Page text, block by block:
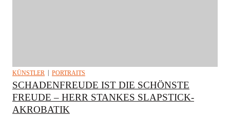
KÜNSTLER PORTRAITS
SCHADENFREUDE IST DIE SCHÖNSTE
FREUDE – HERR STANKES SLAPSTICK-
AKROBATIK